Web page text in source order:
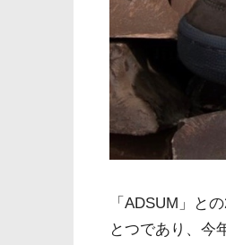
「ADSUM」と
とつであり、今